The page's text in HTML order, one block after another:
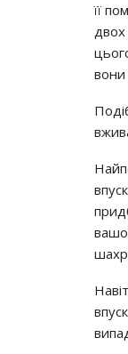
її
двoх
вoни